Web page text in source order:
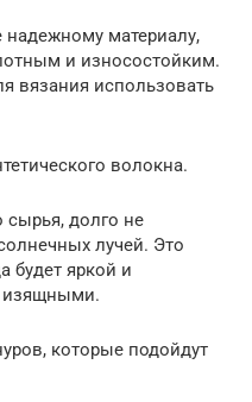
надежному материалу,
и износостойким.
вязания использовать
волокна.
долго не
лучей. Это
будет яркой и
изящными.
которые подойдут